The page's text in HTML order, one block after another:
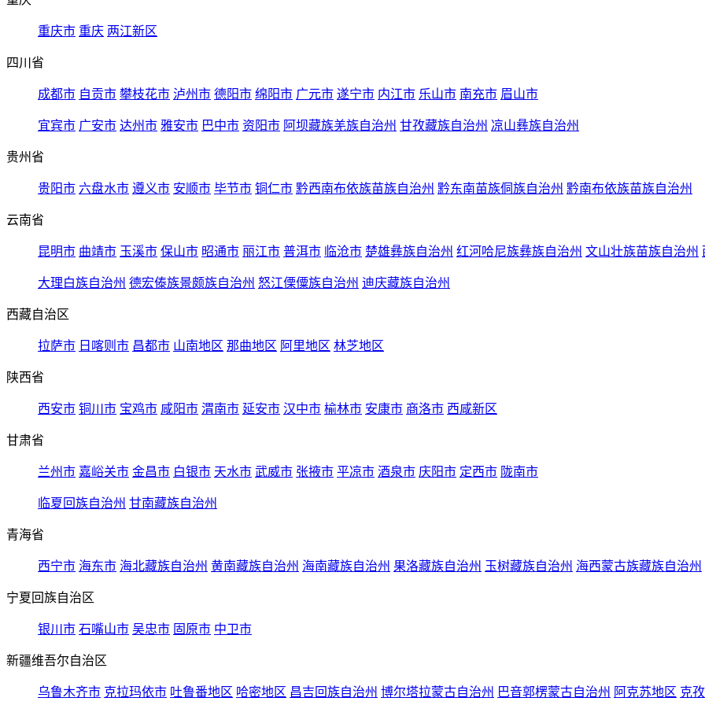
重庆市 重庆 两江新区
四川省
成都市 自贡市 攀枝花市 泸州市 德阳市 绵阳市 广元市 遂宁市 内江市 乐山市 南充市 眉山市
宜宾市 广安市 达州市 雅安市 巴中市 资阳市 阿坝藏族羌族自治州 甘孜藏族自治州 凉山彝族自治州
贵州省
贵阳市 六盘水市 遵义市 安顺市 毕节市 铜仁市 黔西南布依族苗族自治州 黔东南苗族侗族自治州 黔南布依族苗族自治州
云南省
昆明市 曲靖市 玉溪市 保山市 昭通市 丽江市 普洱市 临沧市 楚雄彝族自治州 红河哈尼族彝族自治州 文山壮族苗族自治州
大理白族自治州 德宏傣族景颇族自治州 怒江傈僳族自治州 迪庆藏族自治州
西藏自治区
拉萨市 日喀则市 昌都市 山南地区 那曲地区 阿里地区 林芝地区
陕西省
西安市 铜川市 宝鸡市 咸阳市 渭南市 延安市 汉中市 榆林市 安康市 商洛市 西咸新区
甘肃省
兰州市 嘉峪关市 金昌市 白银市 天水市 武威市 张掖市 平凉市 酒泉市 庆阳市 定西市 陇南市
临夏回族自治州 甘南藏族自治州
青海省
西宁市 海东市 海北藏族自治州 黄南藏族自治州 海南藏族自治州 果洛藏族自治州 玉树藏族自治州 海西蒙古族藏族自治州
宁夏回族自治区
银川市 石嘴山市 吴忠市 固原市 中卫市
新疆维吾尔自治区
乌鲁木齐市 克拉玛依市 吐鲁番地区 哈密地区 昌吉回族自治州 博尔塔拉蒙古自治州 巴音郭楞蒙古自治州 阿克苏地区 克